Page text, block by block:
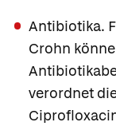
Antibiotika.
Crohn
verordnet